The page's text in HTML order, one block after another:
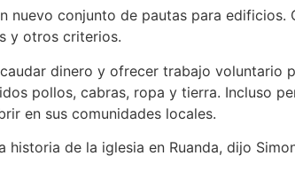
nuevo conjunto de pautas para edificios.
y otros criterios.
dinero y ofrecer trabajo voluntario
pollos, cabras, ropa y tierra. Incluso
en sus comunidades locales.
de la iglesia en Ruanda, dijo